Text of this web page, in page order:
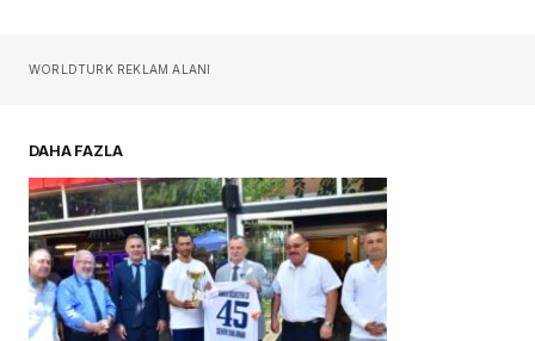
Sizin adınız*
Daha sonraki yorumlarımda kullanılması için
adım, e-posta adresim ve site adresim bu
tarayıcıya kaydedilsin.
WORLDTURK REKLAM ALANI
DAHA FAZLA